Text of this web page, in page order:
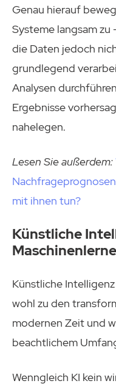
Genau hierauf
Systeme langsam zu
die Daten jedoch
grundlegend
Analysen
Ergebnisse
nahelegen.
Lesen Sie außerdem:
mit ihnen tun?
Künstliche
Künstliche
wohl zu den
modernen Zeit und
beachtlichem
Wenngleich KI kein